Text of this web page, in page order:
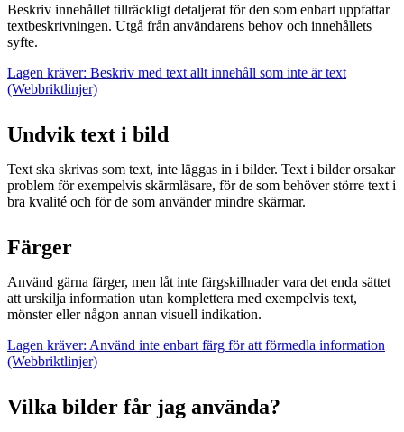
Beskriv innehållet tillräckligt detaljerat för den som enbart uppfattar
textbeskrivningen. Utgå från användarens behov och innehållets
syfte.
Lagen kräver: Beskriv med text allt innehåll som inte är text
(Webbriktlinjer)
Undvik text i bild
Text ska skrivas som text, inte läggas in i bilder. Text i bilder orsakar
problem för exempelvis skärmläsare, för de som behöver större text i
bra kvalité och för de som använder mindre skärmar.
Färger
Använd gärna färger, men låt inte färgskillnader vara det enda sättet
att urskilja information utan komplettera med exempelvis text,
mönster eller någon annan visuell indikation.
Lagen kräver: Använd inte enbart färg för att förmedla information
(Webbriktlinjer)
Vilka bilder får jag använda?